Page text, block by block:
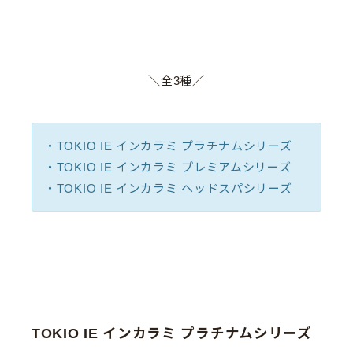
＼全3種／
・TOKIO IE インカラミ プラチナムシリーズ
・TOKIO IE インカラミ プレミアムシリーズ
・TOKIO IE インカラミ ヘッドスパシリーズ
TOKIO IE インカラミ プラチナムシリーズ